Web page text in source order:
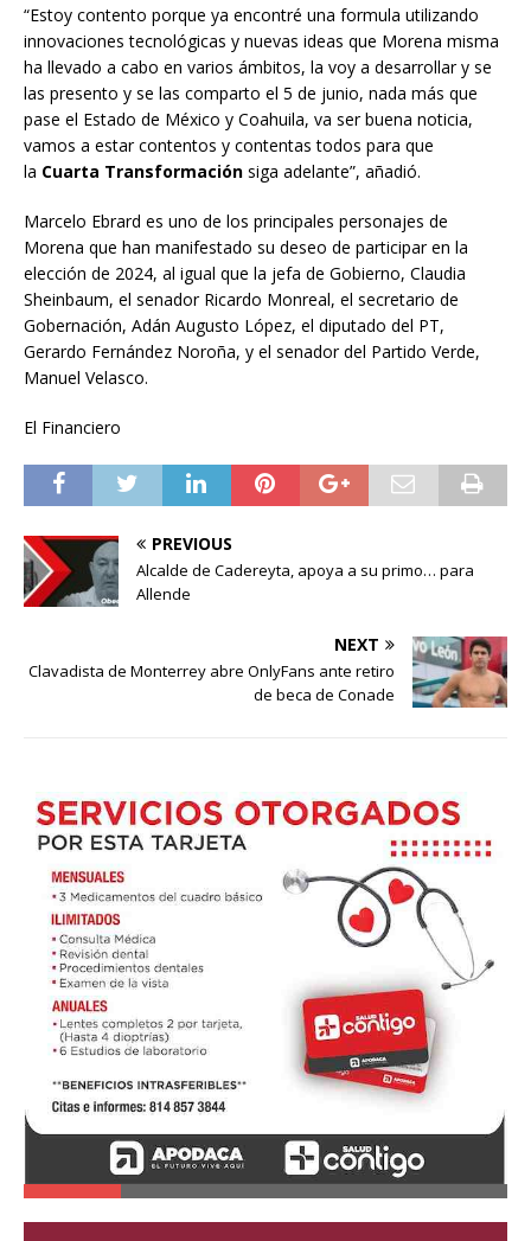
“Estoy contento porque ya encontré una formula utilizando
innovaciones tecnológicas y nuevas ideas que Morena misma
ha llevado a cabo en varios ámbitos, la voy a desarrollar y se
las presento y se las comparto el 5 de junio, nada más que
pase el Estado de México y Coahuila, va ser buena noticia,
vamos a estar contentos y contentas todos para que
la Cuarta Transformación siga adelante”, añadió.
Marcelo Ebrard es uno de los principales personajes de
Morena que han manifestado su deseo de participar en la
elección de 2024, al igual que la jefa de Gobierno, Claudia
Sheinbaum, el senador Ricardo Monreal, el secretario de
Gobernación, Adán Augusto López, el diputado del PT,
Gerardo Fernández Noroña, y el senador del Partido Verde,
Manuel Velasco.
El Financiero
PREVIOUS
Alcalde de Cadereyta, apoya a su primo… para
Allende
NEXT
Clavadista de Monterrey abre OnlyFans ante retiro
de beca de Conade